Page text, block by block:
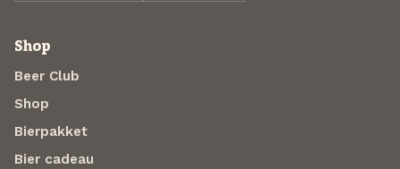
Shop
Beer Club
Shop
Bierpakket
Bier cadeau